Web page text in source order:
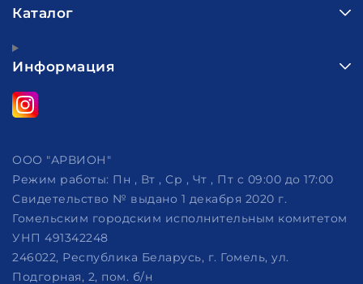
Каталог
Информация
ООО "АРВИОН"
Режим работы: Пн , Вт , Ср , Чт , Пт c 09:00 до 17:00
Свидетельство № выдано 1 декабря 2020 г.
Гомельским городским исполнительным комитетом
УНП 491342248
246022, Республика Беларусь, г. Гомель, ул.
Подгорная, 2, пом. б/н